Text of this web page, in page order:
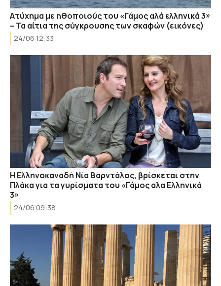
Ατύχημα με ηθοποιούς του «Γάμος αλά ελληνικά 3»
– Τα αίτια της σύγκρουσης των σκαφών (εικόνες)
24/06 12:33
H Ελληνοκαναδή Νία Βαρντάλος, βρίσκεται στην
Πλάκα για τα γυρίσματα του «Γάμος αλα Ελληνικά
3»
24/06 09:38